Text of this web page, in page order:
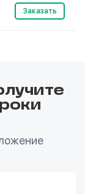
Заказать